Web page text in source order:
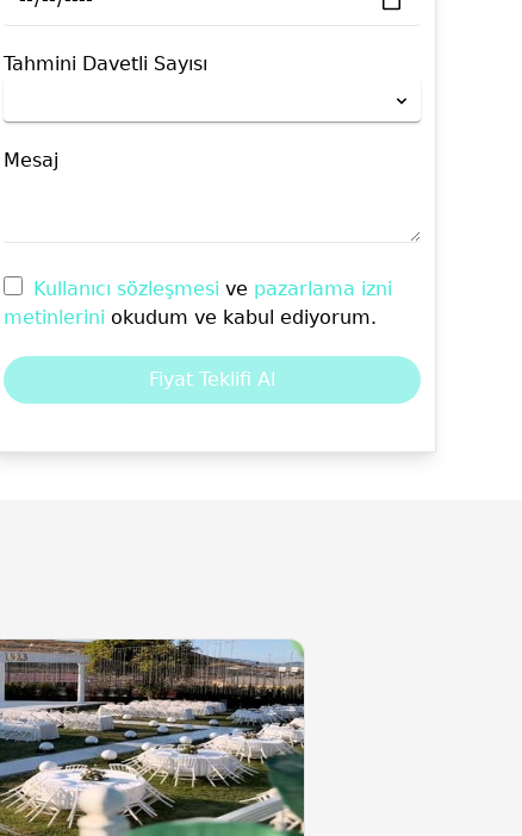
Tahmini Davetli Sayısı
Mesaj
Kullanıcı sözleşmesi ve pazarlama izni
metinlerini okudum ve kabul ediyorum.
Fiyat Teklifi Al